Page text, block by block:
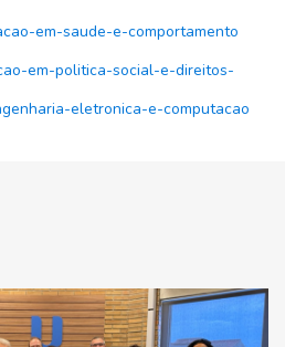
em-saude-e-comportamento
em-politica-social-e-direitos-
eletronica-e-computacao